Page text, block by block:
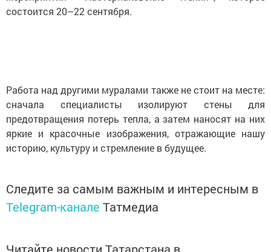
состоится 20–22 сентября.
Работа над другими муралами также не стоит на месте:
сначала специалисты изолируют стены для
предотвращения потерь тепла, а затем наносят на них
яркие и красочные изображения, отражающие нашу
историю, культуру и стремление в будущее.
Следите за самым важным и интересным в
Telegram-канале Татмедиа